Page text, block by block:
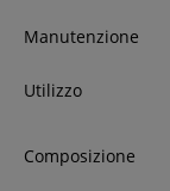
Manutenzione
Utilizzo
Composizione